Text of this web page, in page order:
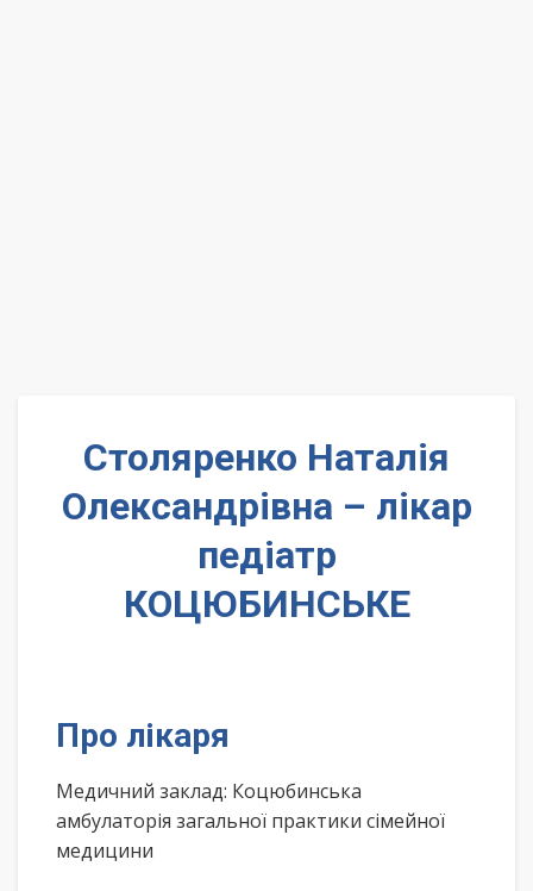
Столяренко Наталія
Олександрівна – лікар
педіатр
КОЦЮБИНСЬКЕ
Про лікаря
Медичний заклад: Коцюбинська
амбулаторія загальної практики сімейної
медицини